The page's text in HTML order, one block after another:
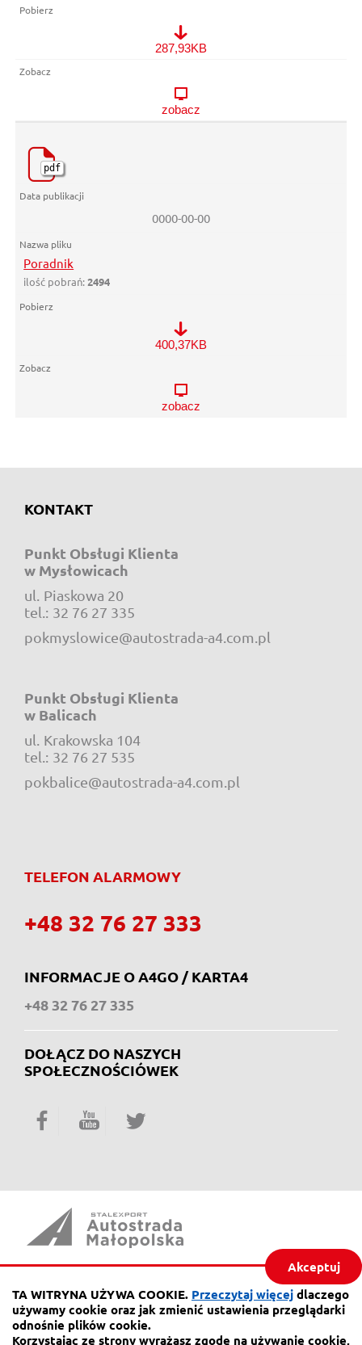
TA WITRYNA UŻYWA COOKIE. Przeczytaj więcej dlaczego
używamy cookie oraz jak zmienić ustawienia przeglądarki
odnośnie plików cookie.
Korzystając ze strony wyrażasz zgodę na używanie cookie,
Akceptuj
287,93KB
zobacz
pdf
0000-00-00
Poradnik
ilość pobrań:2494
400,37KB
zobacz
KONTAKT
Punkt Obsługi Klienta
w Mysłowicach
ul. Piaskowa 20
tel.: 32 76 27 335
pokmyslowice@autostrada-a4.com.pl
Punkt Obsługi Klienta
w Balicach
ul. Krakowska 104
tel.: 32 76 27 535
pokbalice@autostrada-a4.com.pl
TELEFON ALARMOWY
+48 32 76 27 333
INFORMACJE O A4GO / KARTA4
+48 32 76 27 335
DOŁĄCZ DO NASZYCH
SPOŁECZNOŚCIÓWEK
Facebook YouTube
41-404 Mysłowice
tel.: 32 76 27 555
fax 32 76 27 556